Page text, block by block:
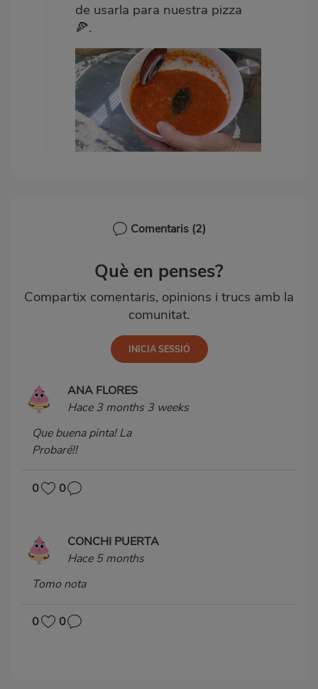
de usarla para nuestra pizza
🍕.
Comentaris (2)
Què en penses?
Compartix comentaris, opinions i trucs amb la
comunitat.
ANA FLORES
Hace 3 months 3 weeks
Que buena pinta! La
Probaré!!
0 0
CONCHI PUERTA
Hace 5 months
Tomo nota
0 0